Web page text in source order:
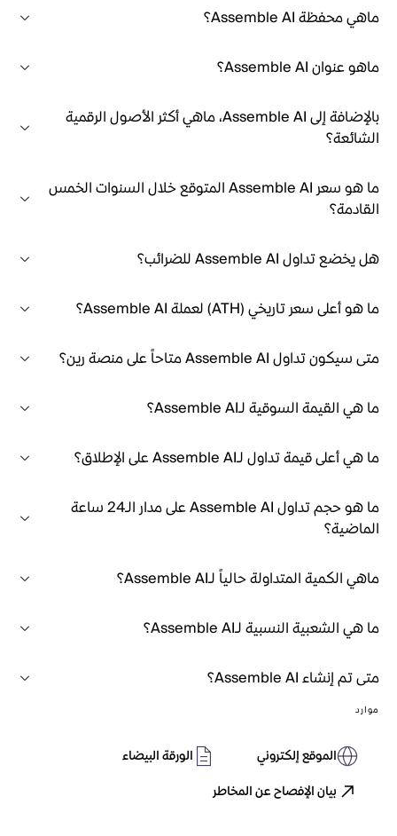
ماهي محفظة Assemble AI؟
ماهو عنوان Assemble AI؟
بالإضافة إلى Assemble AI، ماهي أكثر الأصول الرقمية
الشائعة؟
ما هو سعر Assemble AI المتوقع خلال السنوات الخمس
القادمة؟
هل يخضع تداول Assemble AI للضرائب؟
ما هو أعلى سعر تاريخي (ATH) لعملة Assemble AI؟
متى سيكون تداول Assemble AI متاحاً على منصة رين؟
ما هي القيمة السوقية لـAssemble AI؟
ما هي أعلى قيمة تداول لـAssemble AI على الإطلاق؟
ما هو حجم تداول Assemble AI على مدار الـ24 ساعة
الماضية؟
ماهي الكمية المتداولة حالياً لـAssemble AI؟
ما هي الشعبية النسبية لـAssemble AI؟
متى تم إنشاء Assemble AI؟
موارد
الموقع إلكتروني
الورقة البيضاء
بيان الإفصاح عن المخاطر